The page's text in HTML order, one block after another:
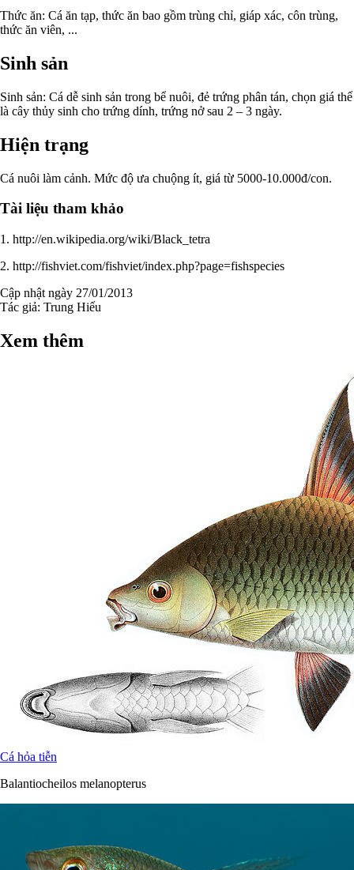
Thức ăn: Cá ăn tạp, thức ăn bao gồm trùng chỉ, giáp xác, côn trùng,
thức ăn viên, ...
Sinh sản
Sinh sản: Cá dễ sinh sản trong bể nuôi, đẻ trứng phân tán, chọn giá thể
là cây thủy sinh cho trứng dính, trứng nở sau 2 – 3 ngày.
Hiện trạng
Cá nuôi làm cảnh. Mức độ ưa chuộng ít, giá từ 5000-10.000đ/con.
Tài liệu tham khảo
1. http://en.wikipedia.org/wiki/Black_tetra
2. http://fishviet.com/fishviet/index.php?page=fishspecies
Cập nhật ngày 27/01/2013
Tác giả: Trung Hiếu
Xem thêm
Cá hỏa tiễn
Balantiocheilos melanopterus